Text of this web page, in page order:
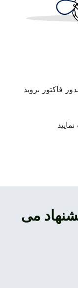
فاکتور بروید
می